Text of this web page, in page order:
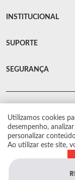
Utilizamos cookies
desempenho,
personalizar
Ao utilizar este site,
INSTITUCIONAL
SUPORTE
SEGURANÇA
©
Proibida reprodução